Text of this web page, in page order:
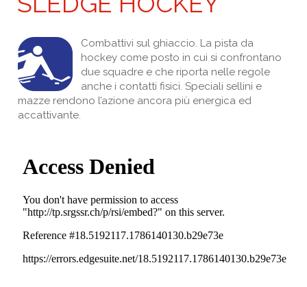
Combattivi sul ghiaccio. La pista da
hockey come posto in cui si confrontano
due squadre e che riporta nelle regole
anche i contatti fisici. Speciali sellini e
mazze rendono l’azione ancora più energica ed
accattivante.